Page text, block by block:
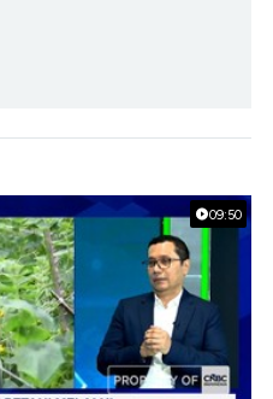
09:50